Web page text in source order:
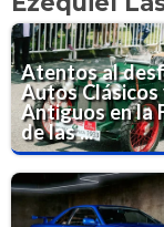
Atentos al
Autos Clásicos
Antiguos en la
de las ...